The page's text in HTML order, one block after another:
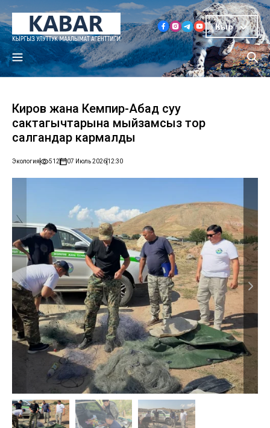
Кыр
Киров жана Кемпир-Абад суу
сактагычтарына мыйзамсыз тор
салгандар кармалды
Экология 512 07 Июль 202612:30